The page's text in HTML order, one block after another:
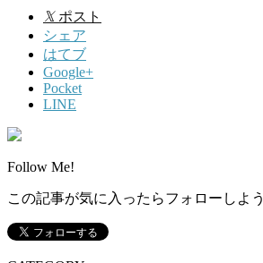
𝕏 ポスト
シェア
はてブ
Google+
Pocket
LINE
Follow Me!
この記事が気に入ったらフォローしよう